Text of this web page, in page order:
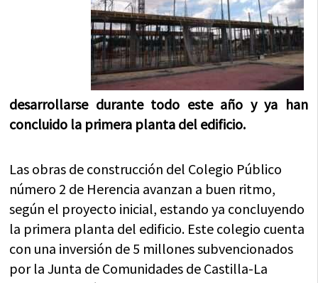
desarrollarse durante todo este año y ya han
concluido la primera planta del edificio.
Las obras de construcción del Colegio Público
número 2 de Herencia avanzan a buen ritmo,
según el proyecto inicial, estando ya concluyendo
la primera planta del edificio. Este colegio cuenta
con una inversión de 5 millones subvencionados
por la Junta de Comunidades de Castilla-La